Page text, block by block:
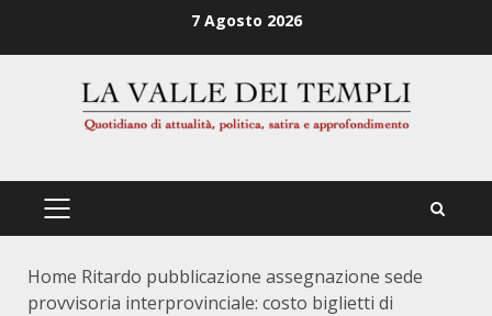
7 Agosto 2026
PRIMÄRES
Home Ritardo pubblicazione assegnazione sede
provvisoria interprovinciale: costo biglietti di